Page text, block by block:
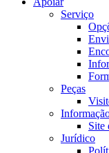
Serviço
Peças
Site
Jurídico